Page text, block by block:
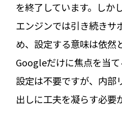
を終了しています。しか
エンジンでは引き続きサ
め、設定する意味は依然
Googleだけに焦点を当
設定は不要ですが、内部
出しに工夫を凝らす必要